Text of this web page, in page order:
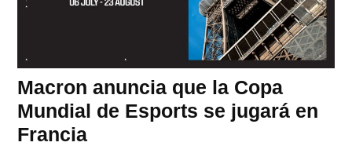
Macron anuncia que la Copa
Mundial de Esports se jugará en
Francia